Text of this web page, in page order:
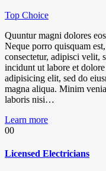
Top Choice
Quuntur magni dolores
Neque porro quisquam
consectetur, adipisci velit,
incidunt ut labore et
adipisicing elit, sed do
magna aliqua. Minim
laboris nisi…
Learn more
00
Licensed Electricians